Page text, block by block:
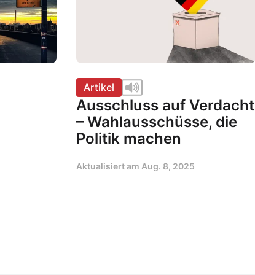
Artikel
Ausschluss auf Verdacht
– Wahlausschüsse, die
Politik machen
Aktualisiert am Aug. 8, 2025